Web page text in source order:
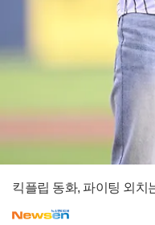
킥플립 동화, 파이팅 외치